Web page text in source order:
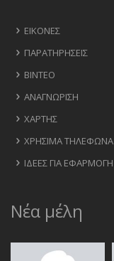
ΕΙΚΌΝΕΣ
ΠΑΡΑΤΗΡΉΣΕΙΣ
ΒΊΝΤΕΟ
ΑΝΑΓΝΏΡΙΣΗ
ΧΆΡΤΗΣ
ΧΡΉΣΙΜΑ ΤΗΛΈΦΩΝΑ
ΙΔΈΕΣ ΓΙΑ ΕΦΑΡΜΟΓΉ
Νέα μέλη